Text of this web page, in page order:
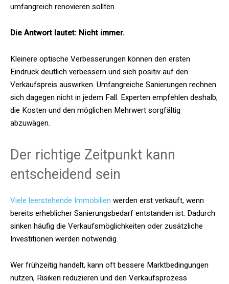
umfangreich renovieren sollten.
Die Antwort lautet: Nicht immer.
Kleinere optische Verbesserungen können den ersten
Eindruck deutlich verbessern und sich positiv auf den
Verkaufspreis auswirken. Umfangreiche Sanierungen rechnen
sich dagegen nicht in jedem Fall. Experten empfehlen deshalb,
die Kosten und den möglichen Mehrwert sorgfältig
abzuwägen.
Der richtige Zeitpunkt kann
entscheidend sein
Viele leerstehende Immobilien werden erst verkauft, wenn
bereits erheblicher Sanierungsbedarf entstanden ist. Dadurch
sinken häufig die Verkaufsmöglichkeiten oder zusätzliche
Investitionen werden notwendig.
Wer frühzeitig handelt, kann oft bessere Marktbedingungen
nutzen, Risiken reduzieren und den Verkaufsprozess